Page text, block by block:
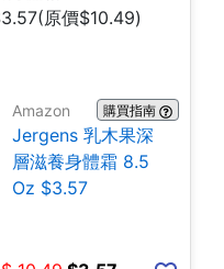
Amazon 購買指南
Jergens 乳木果深
層滋養身體霜 8.5
Oz $3.57